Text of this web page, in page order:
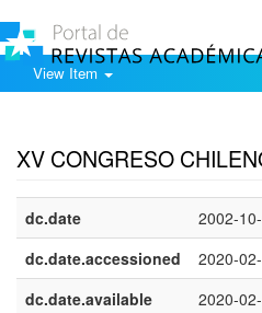
View Item
XV CONGRESO
dc.date
2002-
dc.date.accessioned
2020-
dc.date.available
2020-